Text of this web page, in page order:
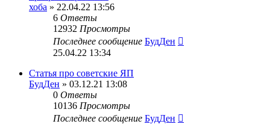
хоба » 22.04.22 13:56
6 Ответы
12932 Просмотры
Последнее сообщение БудДен
25.04.22 13:34
Статья про советские ЯП
БудДен » 03.12.21 13:08
0 Ответы
10136 Просмотры
Последнее сообщение БудДен